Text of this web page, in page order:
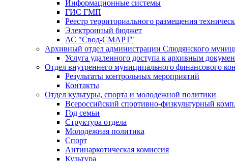
Информационные системы
ГИС ГМП
Реестр территориального размещения
Электронный бюджет
АС "Свод-СМАРТ"
Архивный отдел администрации Слюдянского
Услуга удаленного доступа к архивным
Отдел внутреннего муниципального финансового
Результаты контрольных мероприятий
Контакты
Отдел культуры, спорта и молодежной политики
Всероссийский спортивно-физкультурный
Год семьи
Структура отдела
Молодежная политика
Спорт
Антинаркотическая комиссия
Культура